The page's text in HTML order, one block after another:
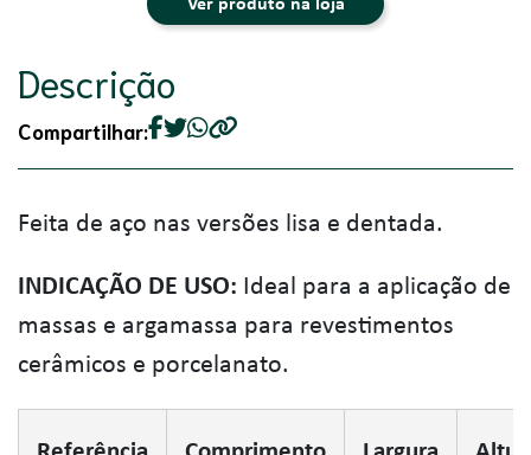
Ver produto na loja
Descrição
Compartilhar:
Feita de aço nas versões lisa e dentada.
INDICAÇÃO DE USO: Ideal para a aplicação de
massas e argamassa para revestimentos
cerâmicos e porcelanato.